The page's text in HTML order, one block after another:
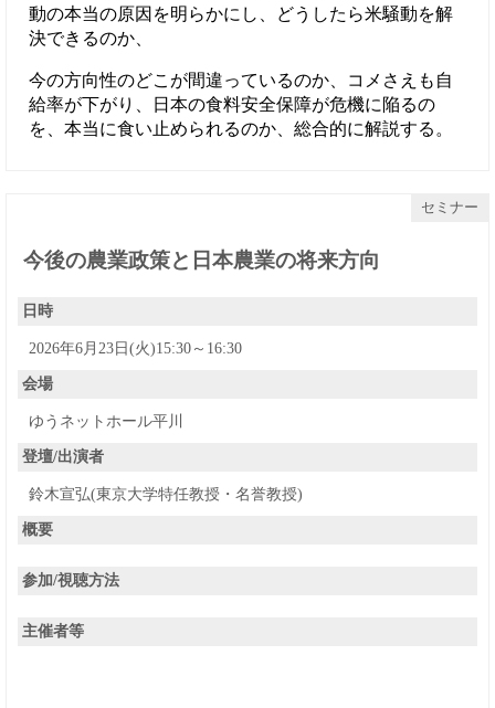
動の本当の原因を明らかにし、どうしたら米騒動を解
決できるのか、
今の方向性のどこが間違っているのか、コメさえも自
給率が下がり、日本の食料安全保障が危機に陥るの
を、本当に食い止められるのか、総合的に解説する。
セミナー
今後の農業政策と日本農業の将来方向
日時
2026年6月23日(火)15:30～16:30
会場
ゆうネットホール平川
登壇/出演者
鈴木宣弘(東京大学特任教授・名誉教授)
概要
参加/視聴方法
主催者等